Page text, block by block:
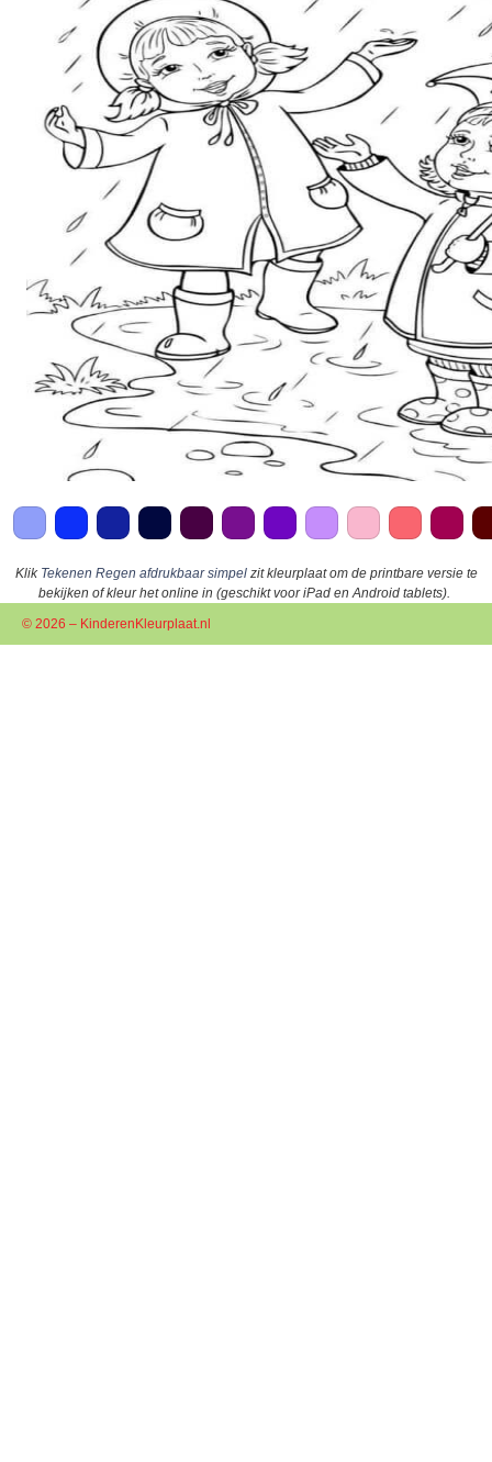
Klik Tekenen Regen afdrukbaar simpelzit kleurplaat om de printbare versie te
bekijken of kleur het online in (geschikt voor iPad en Android tablets).
© 2026 – KinderenKleurplaat.nl